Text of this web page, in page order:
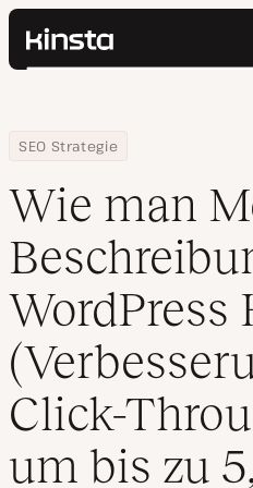
Kinsta®
Preise
Kontakt
Suchen
Home
Ressourcen Center
SEO Strategie
Wie man Meta-Beschreibungen
Wie man
Click-
um bis zu